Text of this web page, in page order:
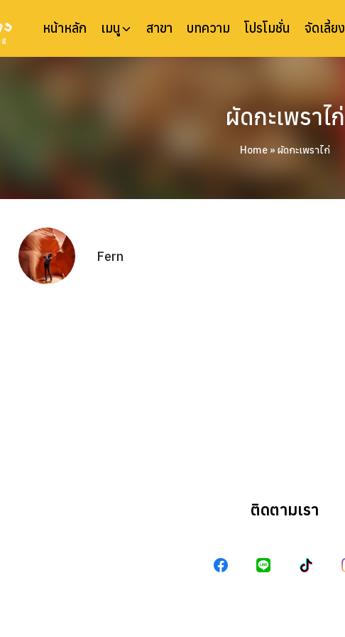
หน้าหลัก เมนู สาขา บทความ โปรโมชั่น จัดเลี้ยง
ผัดกะเพราไก่
Home» ผัดกะเพราไก่
Fern
ติดตามเรา